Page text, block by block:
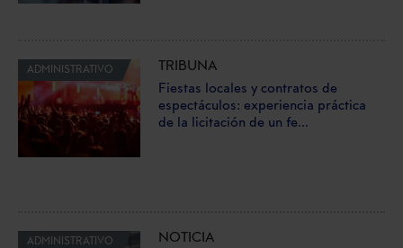
ADMINISTRATIVO
TRIBUNA
Fiestas locales y contratos de
espectáculos: experiencia práctica
de la licitación de un fe...
ADMINISTRATIVO
NOTICIA